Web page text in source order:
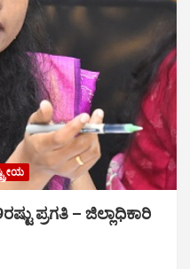
ಪ್ರಗತಿ – ಜಿಲ್ಲಾಧಿಕಾರಿ